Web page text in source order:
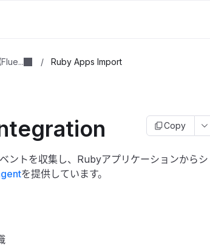
/ Ruby Apps Import
Copy
ントを収集し、Rubyアプリケーションからシ
を提供しています。